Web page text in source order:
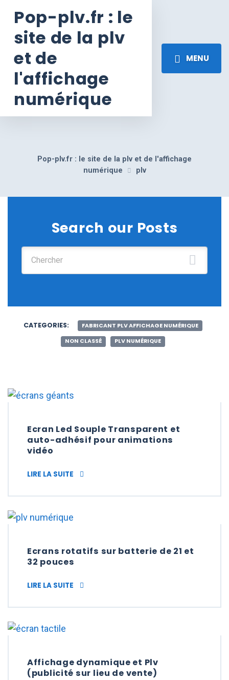
Pop-plv.fr : le
site de la plv
et de
l'affichage
numérique
MENU
Pop-plv.fr : le site de la plv et de l'affichage
numérique
plv
Search our Posts
CATEGORIES: FABRICANT PLV AFFICHAGE NUMÉRIQUE
NON CLASSÉ PLV NUMÉRIQUE
Ecran Led Souple Transparent et
auto-adhésif pour animations
vidéo
LIRE LA SUITE ECRAN LED SOUPLE TRANSPARENT ET
Ecrans rotatifs sur batterie de 21 et
32 pouces
LIRE LA SUITE ECRANS ROTATIFS SUR BATTERIE DE 21 ET
Affichage dynamique et Plv
(publicité sur lieu de vente)